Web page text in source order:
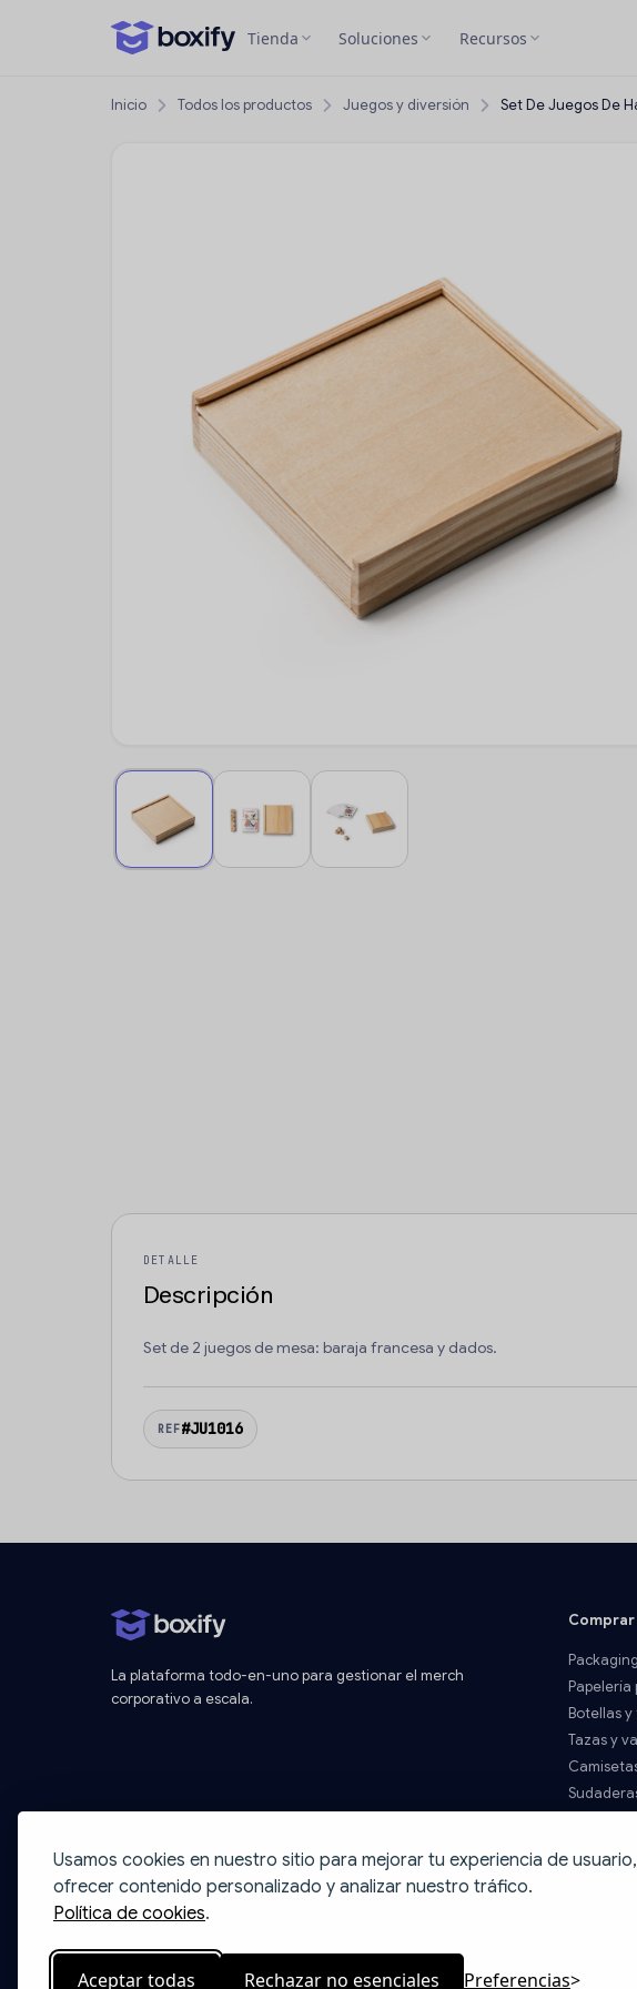
Usamos cookies en nuestro sitio para mejorar tu experiencia de usuario,
ofrecer contenido personalizado y analizar nuestro tráfico.
Política de cookies.
Aceptar todas Rechazar no esenciales Preferencias
Tienda Soluciones Recursos
Inicio Todos los productos Juegos y diversión Set De Juegos De
DETALLE
Descripción
Set de 2 juegos de mesa: baraja francesa y dados.
REF#JU1016
La plataforma todo-en-uno para gestionar el merch
corporativo a escala.
Papelería
Botellas
Tazas y
Polos
Gorras
Fundas
Ver todo